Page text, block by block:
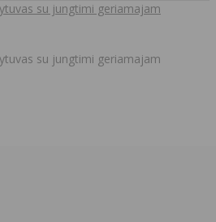
su jungtimi geriamajam
su jungtimi geriamajam